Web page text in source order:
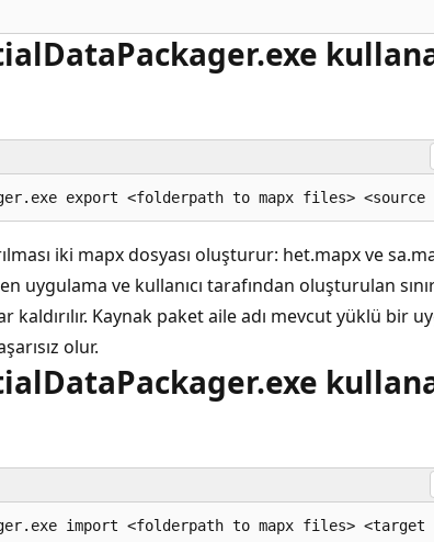
iki mapx dosyası oluşturur: het.mapx ve
uygulama ve kullanıcı tarafından oluşturulan
kaldırılır. Kaynak paket aile adı mevcut yüklü bir
olur.